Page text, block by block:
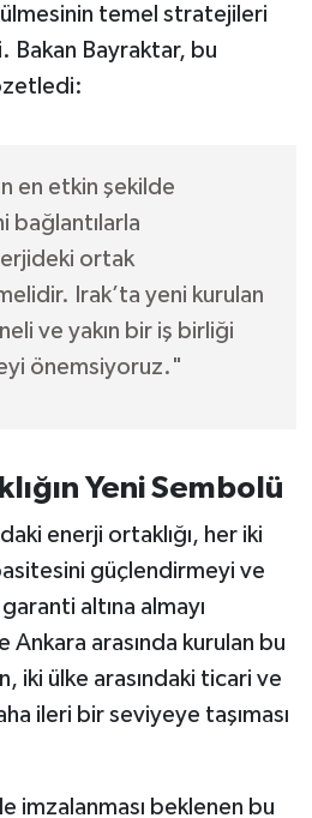
temel stratejileri
Bayraktar, bu
en etkin şekilde
bağlantılarla
ortak
Irak’ta yeni kurulan
ve yakın bir iş birliği
önemsiyoruz."
Yeni Sembolü
enerji ortaklığı, her iki
güçlendirmeyi ve
altına almayı
arasında kurulan bu
iki ülke arasındaki ticari ve
ileri bir seviyeye taşıması
imzalanması beklenen bu